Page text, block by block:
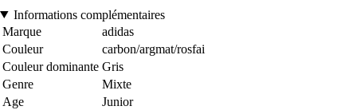
Informations complémentaires
Marque
adidas
Couleur
carbon/argmat/rosfai
Couleur dominante Gris
Genre
Mixte
Age
Junior